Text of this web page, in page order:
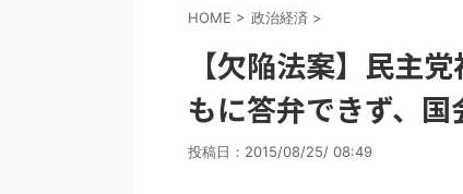
HOME > 政治経済 >
【欠陥法案】民主
もに答弁できず、
投稿日： 2015/08/25/ 08:49